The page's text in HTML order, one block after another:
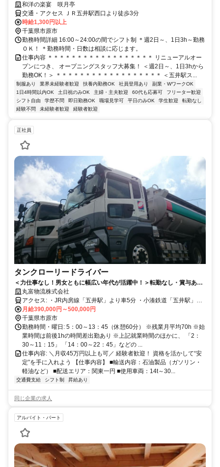
和洋の楽宴 咲月亭
交通・アクセス ＪＲ五井駅西口より徒歩3分
時給1,300円以上
千葉県市原市
勤務時間詳細 16:00～24:00の間でシフト制 ＊週2日～、1日3h～勤務
ＯＫ！ ＊勤務時間・日数は相談に応じます。
仕事内容 ＊＊＊＊＊＊＊＊＊＊＊＊＊＊＊＊＊＊ リニューアルオー
プンにつき、 オープニングスタッフ大募集！ ＜週2日～、1日3hから
勤務OK！＞ ＊＊＊＊＊＊＊＊＊＊＊＊＊＊＊＊＊＊ ＜五井駅ス...
制服あり 業界未経験者歓迎 扶養内勤務OK 社員登用あり
副業・WワークOK
1日4時間以内OK
土日祝のみOK 主婦・主夫歓迎 60代も応募可
フリーター歓迎
シフト自由
学歴不問 即日勤務OK 職場見学可 平日のみOK 学生歓迎
転勤なし
経験不問
未経験者歓迎 経験者歓迎
正社員
タンクローリードライバー
＜力仕事なし！男女ともに幅広い年代が活躍中！＞転勤なし・賞与あ
り・マイカー通勤OK
丸富物流株式会社
アクセス: ・JR内房線「五井駅」より車5分 ・小湊鉄道「五井駅」よ
り車5分
月給390,000円～500,000円
千葉県市原市
勤務時間・曜日: 5：00～13：45（休憩60分） ※残業月平均70h ※始
業時間は前後1hの時間差出勤あり ※上記就業時間のほかに、 「2：
30～11：15」 「14：00～22：45」などの ...
仕事内容: ＼月収45万円以上も可／ 経験者歓迎！ 資格を活かして“安
定”を手に入れよう 【仕事内容】 ■輸送内容：石油製品（ガソリン・
軽油など） ■配送エリア：関東一円 ■使用車両：14t～30...
交通費支給 シフト制 昇給あり
同じ企業の求人
アルバイト・パート